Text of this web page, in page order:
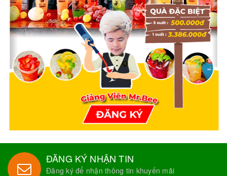
ĐĂNG KÝ NHẬN TIN
Đăng ký để nhận thông tin khuyến mãi